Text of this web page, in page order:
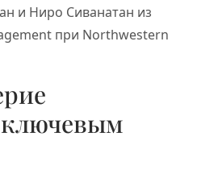
и Ниро Сиванатан из
при Northwestern
ключевым